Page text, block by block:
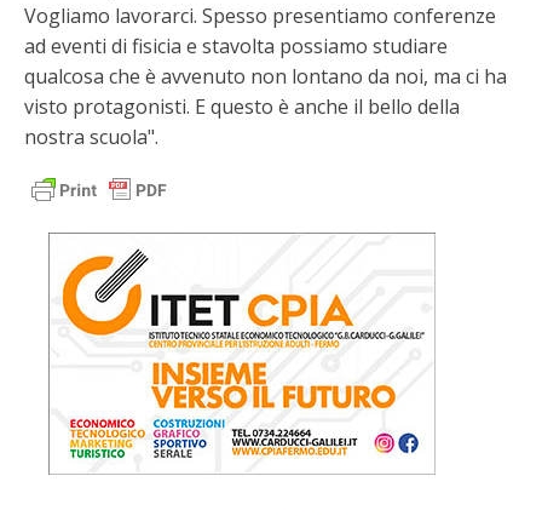
Vogliamo lavorarci. Spesso presentiamo conferenze
ad eventi di fisicia e stavolta possiamo studiare
qualcosa che è avvenuto non lontano da noi, ma ci ha
visto protagonisti. E questo è anche il bello della
nostra scuola".